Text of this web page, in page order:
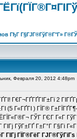
ГђГ Г§ГЈГ®ГўГ®Г°Г»
Февраля 20, 2012 4:48pm
Г€Г¬ГҐГҐГІГ±Гї 2
(5 Г«ГҐГІ ) ГЇГ®
ГЎГ ГЄГ Г«Г
ГІГј ГўГ±ГҐ Г±Г°Г Г§Гі
ГІГј ГЇГ®ГёГ